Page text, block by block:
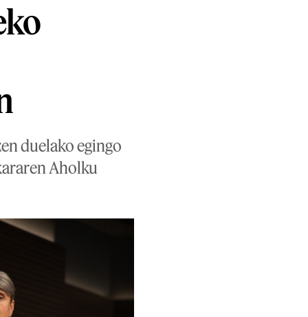
duelako egingo
Aholku